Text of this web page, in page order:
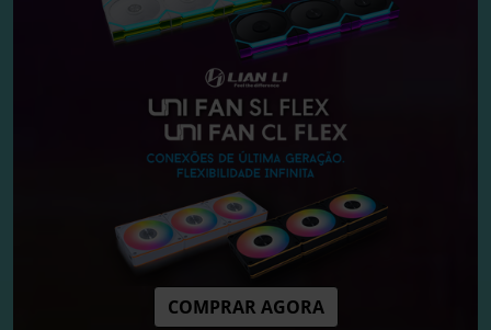
COMPRAR AGORA